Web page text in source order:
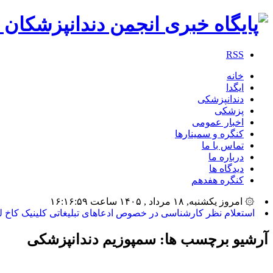
RSS
خانه
ایگدا
دندانپزشکی
پزشکی
اخبار عمومی
کنگره و سمینارها
تماس با ما
درباره ما
دیدگاه ها
کنگره هفدهم
۞ امروز یکشنبه, ۱۸ مرداد , ۱۴۰۵ ساعت ۱۶:۱۶:۵۹
استعلام نظر کارشناسی در خصوص ادعاهای تبلیغاتی کلینیک کاخ
آرشیو برچسب ها: سمپوزیم دندانپزشکی